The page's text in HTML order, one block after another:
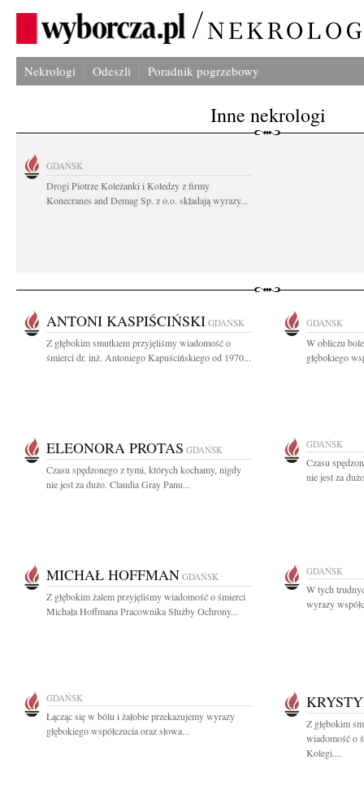
Nekrologi Odeszli Poradnik pogrzebowy
Inne nekrologi
GDAŃSK
Drogi Piotrze Koleżanki i Koledzy z firmy
Konecranes and Demag Sp. z o.o. składają wyrazy...
ANTONI KASPIŚCIŃSKI GDAŃSK
Z głębokim smutkiem przyjęliśmy wiadomość o
śmierci dr. inż. Antoniego Kapuścińskiego od 1970...
GDAŃSK
W obliczu
głębokiego
ELEONORA PROTAS GDAŃSK
Czasu spędzonego z tymi, których kochamy, nigdy
nie jest za dużo. Claudia Gray Panu...
GDAŃSK
Czasu
nie jest za
MICHAŁ HOFFMAN GDAŃSK
Z głębokim żalem przyjęliśmy wiadomość o śmierci
Michała Hoffmana Pracownika Służby Ochrony...
GDAŃSK
W tych
wyrazy
GDAŃSK
Łącząc się w bólu i żałobie przekazujemy wyrazy
głębokiego współczucia oraz słowa...
Z głębokim
wiadomość o
Kolegi....